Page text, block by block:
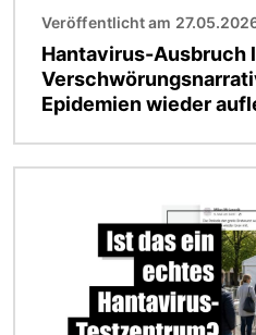
Veröffentlicht am
Hantavirus-Ausbruch
Epidemien wieder